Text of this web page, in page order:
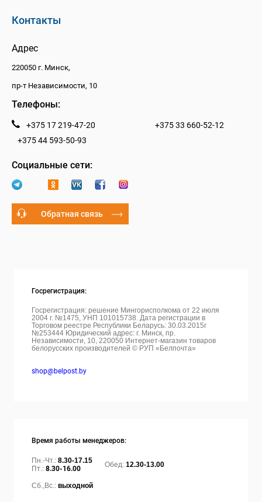
Контакты
Адрес
220050 г. Минск,
пр-т Независимости, 10
Телефоны:
+375 17 219-47-20
+375 33 660-52-12
+375 44 593-50-93
Социальные сети:
Обратная связь
Госрегистрация:
Госрегистрация: решение Мингорисполкома от 22 июля
2004 г. №1475, УНП 101015738. Дата регистрации в
Торговом реестре Республики Беларусь: 30.03.2015г
№253444 Юридический адрес: г. Минск, пр.
Независимости, 10, 220050 Интернет-магазин товаров
белорусских производителей © РУП «Белпочта»
shop@belpost.by
Время работы менеджеров:
Пн.-Чт.: 8.30-17.15
Пт.: 8.30-16.00 Обед: 12.30-13.00
Сб.,Вс.: выходной